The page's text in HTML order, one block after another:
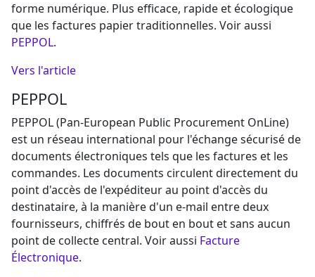
forme numérique. Plus efficace, rapide et écologique
que les factures papier traditionnelles. Voir aussi
PEPPOL.
Vers l'article
PEPPOL
PEPPOL (Pan-European Public Procurement OnLine)
est un réseau international pour l'échange sécurisé de
documents électroniques tels que les factures et les
commandes. Les documents circulent directement du
point d'accès de l'expéditeur au point d'accès du
destinataire, à la manière d'un e-mail entre deux
fournisseurs, chiffrés de bout en bout et sans aucun
point de collecte central. Voir aussi Facture
Électronique.